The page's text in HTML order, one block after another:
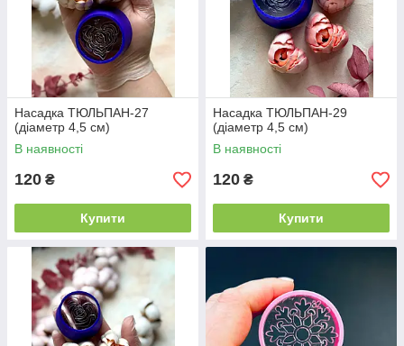
Насадка ТЮЛЬПАН-27
(діаметр 4,5 см)
В наявності
120 ₴
Купити
Насадка ТЮЛЬПАН-29
(діаметр 4,5 см)
В наявності
120 ₴
Купити